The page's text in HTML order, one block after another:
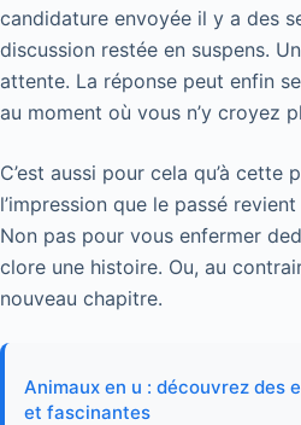
candidature envoyée il y a des
discussion restée en suspens.
attente. La réponse peut enfin
au moment où vous n’y croyez
C’est aussi pour cela qu’à cette
l’impression que le passé
Non pas pour vous enfermer
clore une histoire. Ou, au
nouveau chapitre.
Animaux en u : découvrez des
et fascinantes